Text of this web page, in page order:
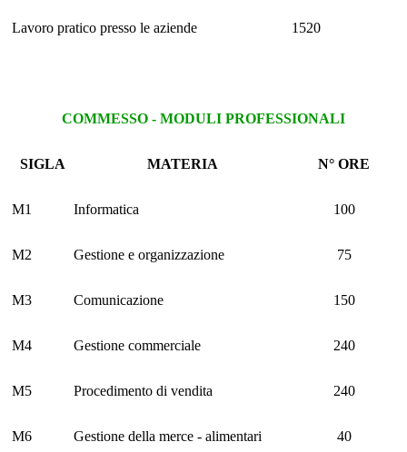
Lavoro pratico presso le aziende 1520
COMMESSO - MODULI PROFESSIONALI
SIGLA MATERIA N° ORE
M1 Informatica 100
M2 Gestione e organizzazione 75
M3 Comunicazione 150
M4 Gestione commerciale 240
M5 Procedimento di vendita 240
M6 Gestione della merce - alimentari 40